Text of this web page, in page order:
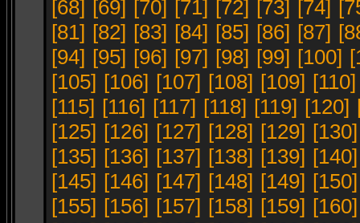
[68] [69] [70] [71] [72] [73] [74]
[81] [82] [83] [84] [85] [86] [87]
[94] [95] [96] [97] [98] [99] [100]
[105] [106] [107] [108] [109] [110]
[115] [116] [117] [118] [119] [120]
[125] [126] [127] [128] [129] [130]
[135] [136] [137] [138] [139] [140]
[145] [146] [147] [148] [149] [150]
[155] [156] [157] [158] [159] [160]